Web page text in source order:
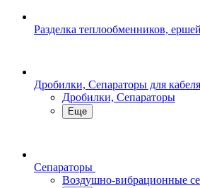
Разделка теплообменников, ершей
Дробилки, Сепараторы для кабеля
Дробилки, Сепараторы
Еще
Сепараторы
Воздушно-вибрационные